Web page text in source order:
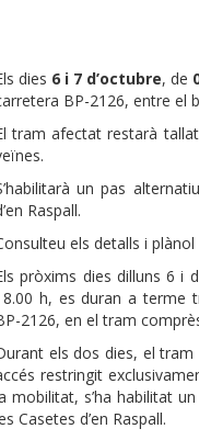
dies 6 i 7 d’octubre, de
BP-2126, entre el
tram afectat restarà
un pas
Raspall.
els detalls i
pròxims dies dilluns 6 i
h, es duran a terme
2126, en el tram
els dos dies, el
restringit
mobilitat, s’ha habilitat
Casetes d’en Raspall.